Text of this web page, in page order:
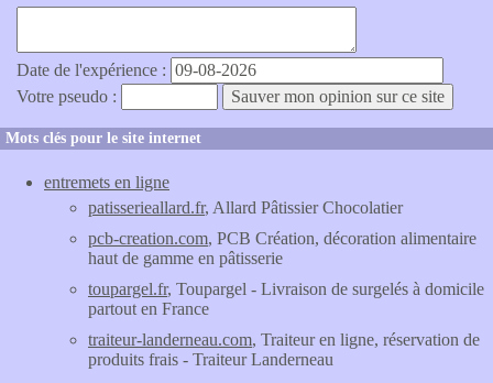
Date de l'expérience :
Votre pseudo :
Mots clés pour le site internet
entremets en ligne
patisserieallard.fr, Allard Pâtissier Chocolatier
pcb-creation.com, PCB Création, décoration alimentaire
haut de gamme en pâtisserie
toupargel.fr, Toupargel - Livraison de surgelés à domicile
partout en France
traiteur-landerneau.com, Traiteur en ligne, réservation de
produits frais - Traiteur Landerneau